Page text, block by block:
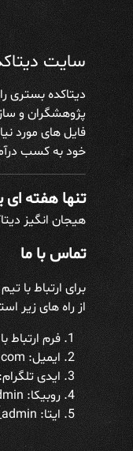
سایت
دیتاکده بستری
پژوهشگران و
فایل های مورد
خود به کسب
تنها هفته ای
هیجان انگیز
تماس با ما
برای ارتباط با
از راه های زیر
فرم ارتباط با
ایمیل: datakadeh@gmail.com
ایدی تلگرام:datakadeh_admin
روبیکا: datakadeh_admin
ایتا: datakadeh_admin